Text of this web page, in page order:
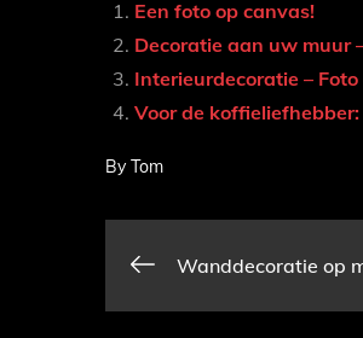
Een foto op canvas!
Decoratie aan uw muur
Interieurdecoratie –
Voor de
By Tom
Bericht
Wanddecoratie op